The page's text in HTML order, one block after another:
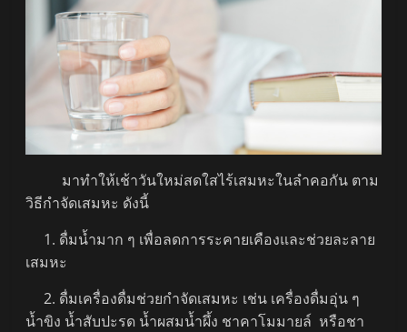
มาทำให้เช้าวันใหม่สดใสไร้เสมหะในลำคอกัน ตาม
วิธีกำจัดเสมหะ ดังนี้
1. ดื่มน้ำมาก ๆ เพื่อลดการระคายเคืองและช่วยละลาย
เสมหะ
2. ดื่มเครื่องดื่มช่วยกำจัดเสมหะ เช่น เครื่องดื่มอุ่น ๆ
น้ำขิง น้ำสับปะรด น้ำผสมน้ำผึ้ง ชาคาโมมายล์ หรือชา